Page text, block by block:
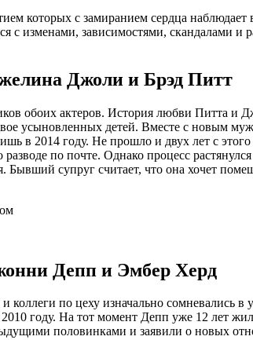
которых с замиранием сердца
изменами, зависимостями, скандалами
Джоли и Брэд Питт
обоих актеров. История любви Питта и
усыновленных детей. Вместе с новым
в 2014 году. Не прошло и двух лет с
по почте. Однако процесс
Бывший супруг считает, что она хочет
Депп и Эмбер Херд
по цеху изначально сомневались
году. На тот момент Депп уже 12 лет
половинками и заявили о новых